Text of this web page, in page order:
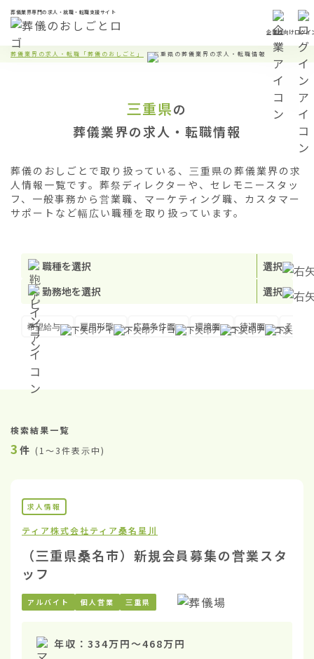
葬儀業界専門の求人・就職・転職支援サイト
企業様向けログイ
葬儀業界の求人・転職「葬儀のおしごと」 三重県の葬儀業界の求人・転職情報
三重県の
葬儀業界の求人・転職情報
葬儀のおしごとで取り扱っている、三重県の葬儀業界の求
人情報一覧です。葬祭ディレクターや、セレモニースタッ
フ、一般事務から営業職、マーケティング職、カスタマー
サポートなど幅広い職種を取り扱っています。
職種を選択
選択
勤務地を選択
選択
希望給与 雇用形態 応募条件面 環境面 待遇面 その他
検索結果一覧
3 件 (1〜3件表示中)
求人情報
ティア株式会社ティア桑名星川
（三重県桑名市）新規会員募集の営業スタ
ッフ
アルバイト 個人営業 三重県
年収： 334万円〜468万円